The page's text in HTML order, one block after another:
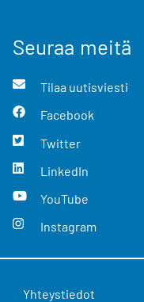
Seuraa meitä
Tilaa uutisviesti
Facebook
Twitter
LinkedIn
YouTube
Instagram
Yhteystiedot